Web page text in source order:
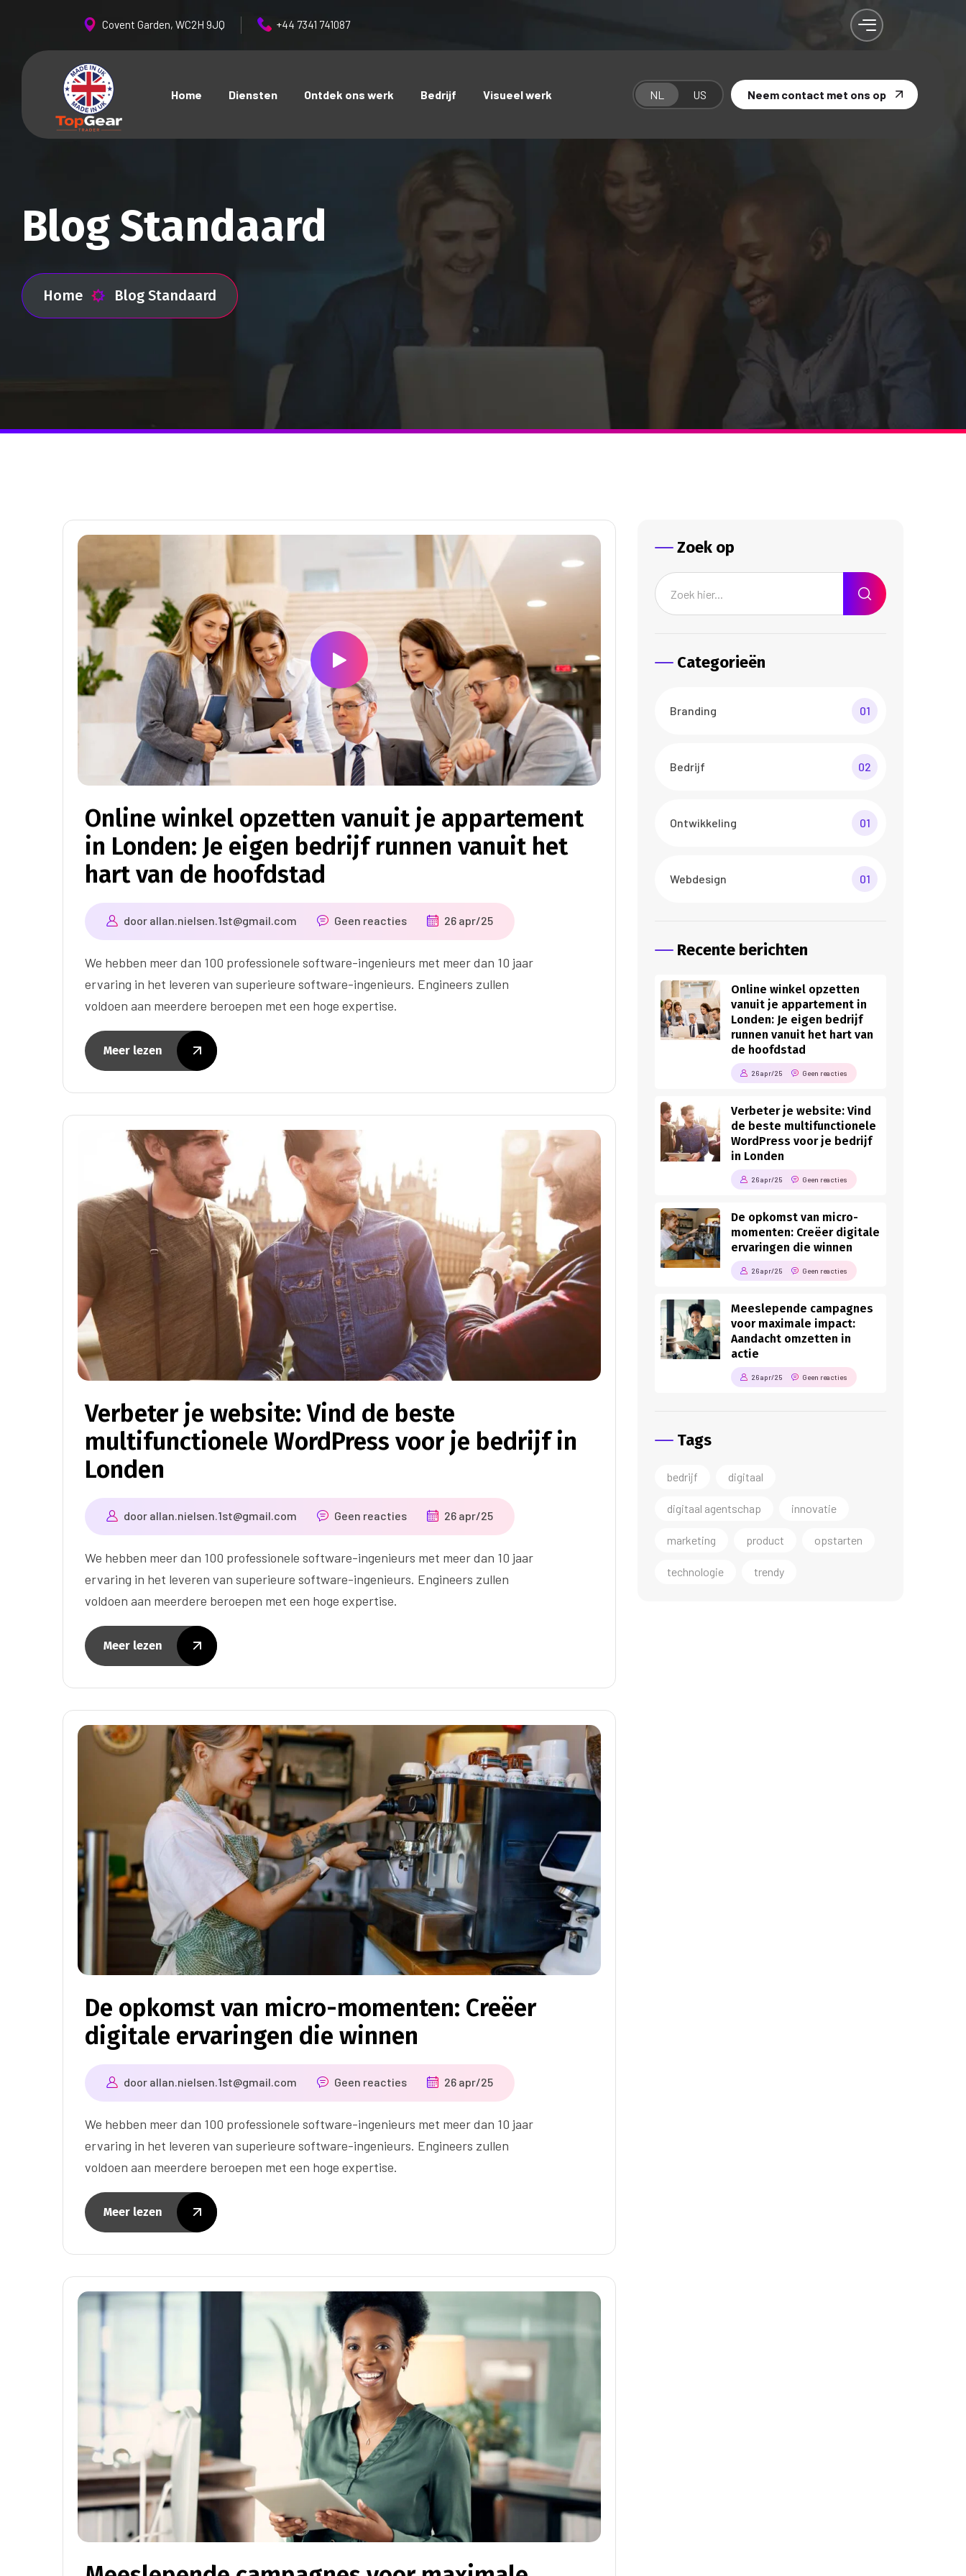
Covent Garden, WC2H 9JQ +44 7341 741087
Home Diensten Ontdek ons werk Bedrijf Visueel werk NL US Neem contact met ons op
Blog Standaard
Home Blog Standaard
Online winkel opzetten vanuit je appartement
in Londen: Je eigen bedrijf runnen vanuit het
hart van de hoofdstad
door allan.nielsen.1st@gmail.com Geen reacties 26 apr/25
We hebben meer dan 100 professionele software-ingenieurs met meer dan 10 jaar
ervaring in het leveren van superieure software-ingenieurs. Engineers zullen
voldoen aan meerdere beroepen met een hoge expertise.
Meer lezen
Verbeter je website: Vind de beste
multifunctionele WordPress voor je bedrijf in
Londen
door allan.nielsen.1st@gmail.com Geen reacties 26 apr/25
We hebben meer dan 100 professionele software-ingenieurs met meer dan 10 jaar
ervaring in het leveren van superieure software-ingenieurs. Engineers zullen
voldoen aan meerdere beroepen met een hoge expertise.
Meer lezen
De opkomst van micro-momenten: Creëer
digitale ervaringen die winnen
door allan.nielsen.1st@gmail.com Geen reacties 26 apr/25
We hebben meer dan 100 professionele software-ingenieurs met meer dan 10 jaar
ervaring in het leveren van superieure software-ingenieurs. Engineers zullen
voldoen aan meerdere beroepen met een hoge expertise.
Meer lezen
Zoek op
Categorieën
Branding 01
Bedrijf 02
Ontwikkeling 01
Webdesign 01
Recente berichten
Online winkel opzetten
vanuit je appartement in
Londen: Je eigen bedrijf
runnen vanuit het hart van
de hoofdstad
26 apr/25 Geen reacties
Verbeter je website: Vind
de beste multifunctionele
WordPress voor je bedrijf
in Londen
26 apr/25 Geen reacties
De opkomst van micro-
momenten: Creëer digitale
ervaringen die winnen
26 apr/25 Geen reacties
Meeslepende campagnes
voor maximale impact:
Aandacht omzetten in
actie
26 apr/25 Geen reacties
Tags
bedrijf digitaal
digitaal agentschap innovatie
marketing product opstarten
technologie trendy